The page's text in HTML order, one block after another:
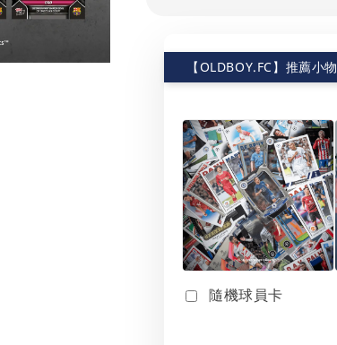
【OLDBOY.FC】推薦小物
隨機球員卡